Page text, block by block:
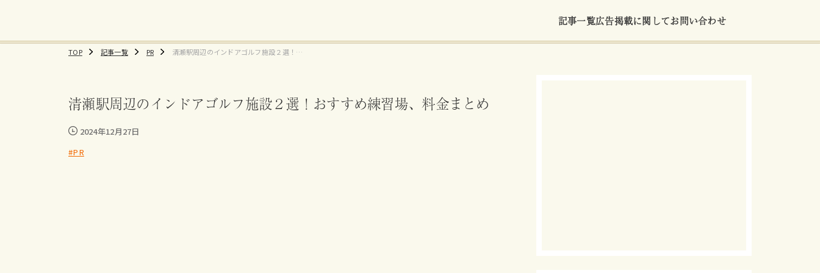
記事一覧広告掲載に関してお問い合わせ
TOP 記事一覧 PR
清瀬駅周辺のインドアゴルフ施設２選！お
清瀬駅周辺のインドアゴルフ施設２選！おすすめ練習場、料金まとめ
2024年12月27日
#PR